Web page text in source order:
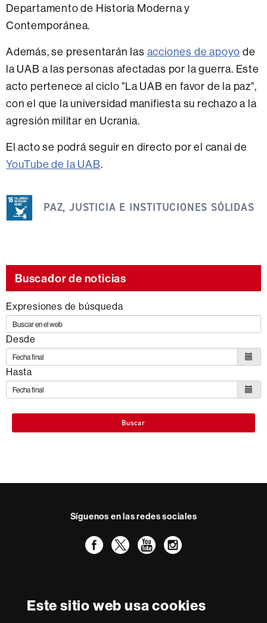
Este sitio web usa cookies
Departamento de Historia Moderna y
Contemporánea.
Además, se presentarán las acciones de apoyo de
la UAB a las personas afectadas por la guerra. Este
acto pertenece al ciclo "La UAB en favor de la paz",
con el que la universidad manifiesta su rechazo a la
agresión militar en Ucrania.
El acto se podrá seguir en directo por el canal de
YouTube de la UAB.
noticia
se
de
los
siguientes
ODS
PAZ, JUSTICIA E INSTITUCIONES SÓLIDAS
Buscador de noticias
Expresiones de búsqueda
Desde
Hasta
Buscar
Síguenos en las redes sociales
Facebook
TwitterYouTube
Instagram
Excellence